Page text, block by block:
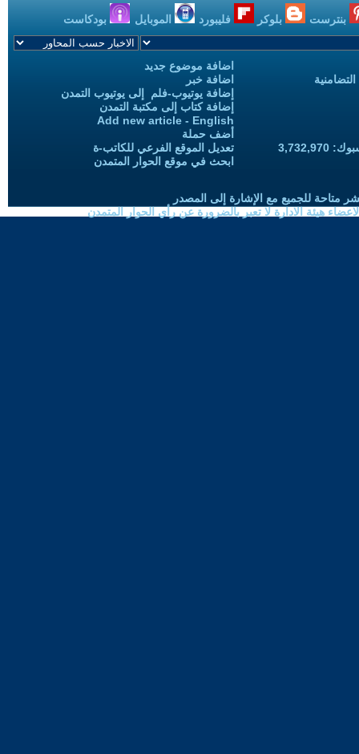
بنترست بلوكر فليبورد الموبايل بودكاست
اضافة موضوع جديد
اضافة خبر
إضافة يوتيوب-فلم إلى يوتيوب التمدن
إضافة كتاب إلى مكتبة التمدن
Add new article - English
أضف حملة
تعديل الموقع الفرعي للكاتب-ة
ابحث في موقع الحوار المتمدن
متاحة للجميع مع الإشارة إلى المصدر
هيئة الادارة لا تعبر بالضرورة عن رأي الحوار المتمدن